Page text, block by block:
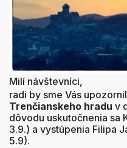
Milí návštevníci,
radi by sme Vás
Trenčianskeho hradu v
dôvodu uskutočnenia sa
3.9.) a vystúpenia Filipa
5.9).